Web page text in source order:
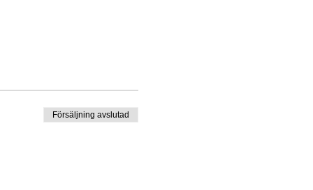
namn.
äger rum. En
ditt besök. Vid frågor,
Försäljning avslutad